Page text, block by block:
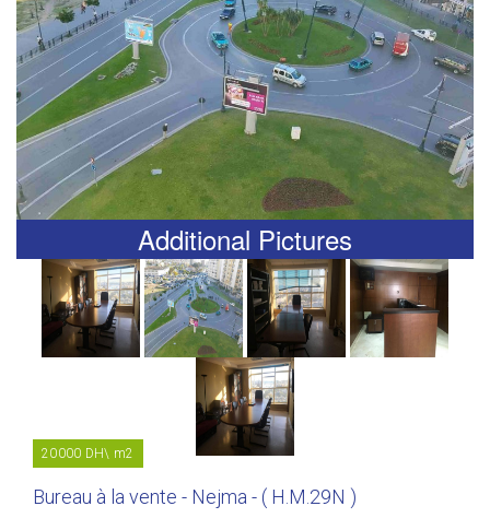
Additional Pictures
20000 DH\ m2
Bureau à la vente - Nejma - ( H.M.29N )